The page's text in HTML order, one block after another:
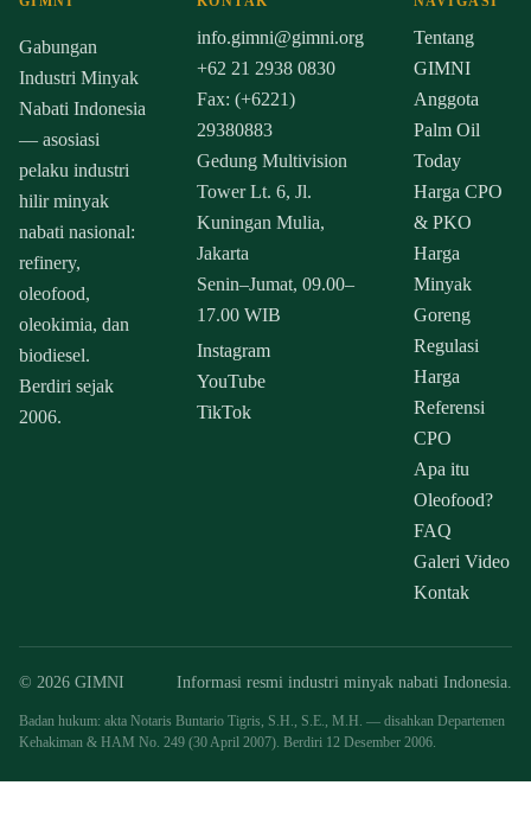
Gabungan
Industri Minyak
Nabati Indonesia
— asosiasi
pelaku industri
hilir minyak
nabati nasional:
refinery,
oleofood,
oleokimia, dan
biodiesel.
Berdiri sejak
2006.
info.gimni@gimni.org
+62 21 2938 0830
Fax: (+6221)
29380883
Gedung Multivision
Tower Lt. 6, Jl.
Kuningan Mulia,
Jakarta
Senin–Jumat, 09.00–
17.00 WIB
Instagram
YouTube
TikTok
Tentang
GIMNI
Anggota
Palm Oil
Today
Harga CPO
& PKO
Harga
Minyak
Goreng
Regulasi
Harga
Referensi
CPO
Apa itu
Oleofood?
FAQ
Galeri Video
Kontak
© 2026 GIMNI Informasi resmi industri minyak nabati Indonesia.
Badan hukum: akta Notaris Buntario Tigris, S.H., S.E., M.H. — disahkan Departemen
Kehakiman & HAM No. 249 (30 April 2007). Berdiri 12 Desember 2006.